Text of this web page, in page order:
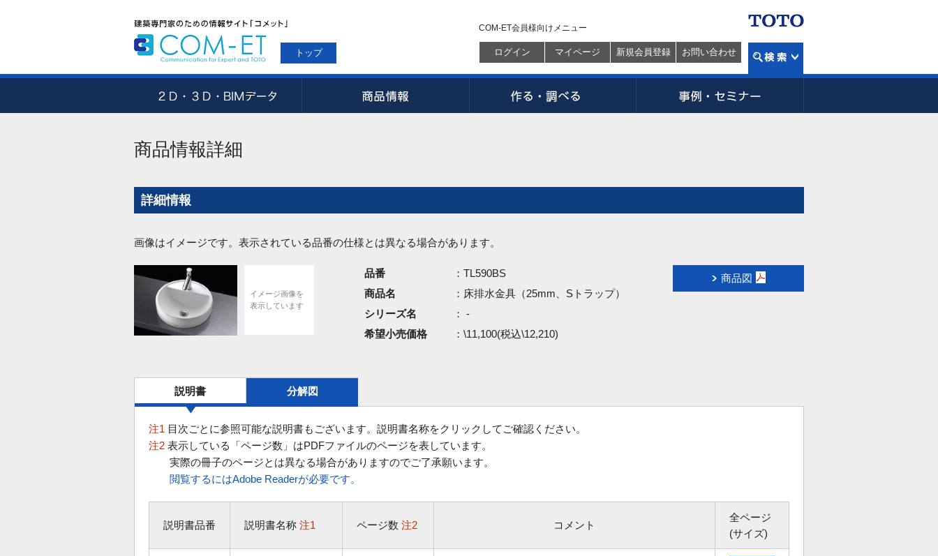
トップ
COM-ET会員様向けメニュー
ログイン マイページ 新規会員登録 お問い合わせ
商品情報詳細
詳細情報
画像はイメージです。表示されている品番の仕様とは異なる場合があります。
イメージ画像を
表示しています
品番
：TL590BS
商品名
：床排水金具（25mm、Sトラップ）
シリーズ名
： -
希望小売価格
：\11,100(税込\12,210)
商品図
説明書 分解図
注1 目次ごとに参照可能な説明書もございます。説明書名称をクリックしてご確認ください。
注2 表示している「ページ数」はPDFファイルのページを表しています。
実際の冊子のページとは異なる場合がありますのでご了承願います。
閲覧するにはAdobe Readerが必要です。
説明書品番 説明書名称 注1 ページ数 注2 コメント
全ページ
(サイズ)